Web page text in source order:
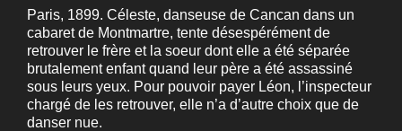
Paris, 1899. Céleste, danseuse de Cancan dans un
cabaret de Montmartre, tente désespérément de
retrouver le frère et la soeur dont elle a été séparée
brutalement enfant quand leur père a été assassiné
sous leurs yeux. Pour pouvoir payer Léon, l’inspecteur
chargé de les retrouver, elle n’a d’autre choix que de
danser nue.